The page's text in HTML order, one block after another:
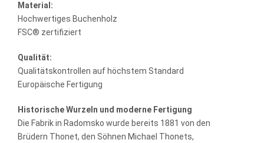
Material:
Hochwertiges Buchenholz
FSC® zertifiziert
Qualität:
Qualitätskontrollen auf höchstem Standard
Europäische Fertigung
Historische Wurzeln und moderne Fertigung
Die Fabrik in Radomsko wurde bereits 1881 von den
Brüdern Thonet, den Söhnen Michael Thonets,